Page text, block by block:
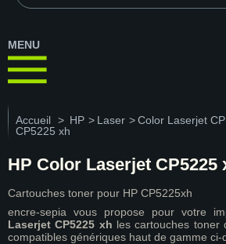
MENU
Accueil > HP > Laser >Color Laserjet CP
CP5225 xh
HP Color Laserjet CP5225
Cartouches toner pour HP CP5225xh
encre-sepia vous propose pour votre
Laserjet CP5225 xh les cartouches toner
compatibles génériques haut de gamme ci-